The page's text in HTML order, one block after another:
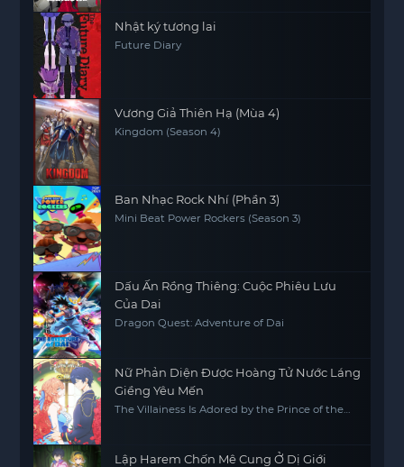
Nhật ký tương lai
Future Diary
Vương Giả Thiên Hạ (Mùa 4)
Kingdom (Season 4)
Ban Nhạc Rock Nhí (Phần 3)
Mini Beat Power Rockers (Season 3)
Dấu Ấn Rồng Thiêng: Cuộc Phiêu Lưu
Của Dai
Dragon Quest: Adventure of Dai
Nữ Phản Diện Được Hoàng Tử Nước Láng
Giềng Yêu Mến
The Villainess Is Adored by the Prince of the
Lập Harem Chốn Mê Cung Ở Dị Giới